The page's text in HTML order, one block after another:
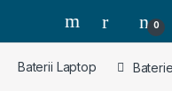
0
Baterii Laptop